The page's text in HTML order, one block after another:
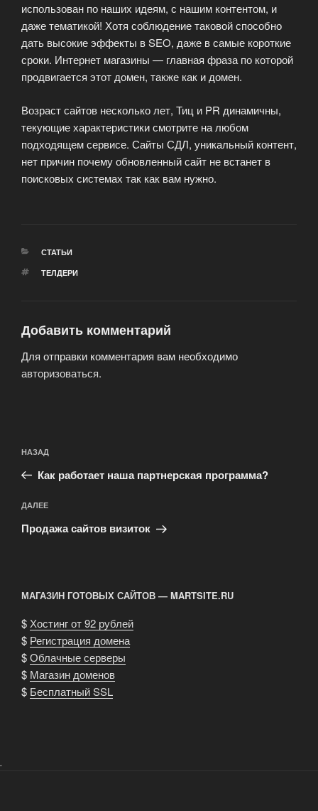
использован по наших идеям, с нашим контентом, и
даже тематикой! Хотя соблюдение таковой способно
дать высокие эффекты в SEO, даже в самые короткие
сроки. Интернет магазины — главная фраза по которой
продвигается этот домен, также как и домен.
Возраст сайтов несколько лет, Тиц и PR динамичны,
текующие характеристики смотрите на любом
подходящем сервисе. Сайты СДЛ, уникальный контент,
нет причин почему обновленный сайт не встанет в
поисковых системах так как вам нужно.
РУБРИКИ
СТАТЬИ
МЕТКИ
ТЕЛДЕРИ
Добавить комментарий
Для отправки комментария вам необходимо
авторизоваться.
по
записям
Предыдущая
запись:
НАЗАД
Как работает наша партнерская программа?
Следующая
запись
ДАЛЕЕ
Продажа сайтов визиток
МАГАЗИН ГОТОВЫХ САЙТОВ — MARTSITE.RU
$ Хостинг от 92 рублей
$ Регистрация домена
$Облачные серверы
$ Магазин доменов
$ Бесплатный SSL
.